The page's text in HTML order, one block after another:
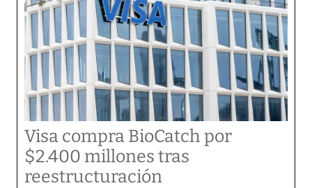
Visa compra BioCatch por
$2.400 millones tras
reestructuración